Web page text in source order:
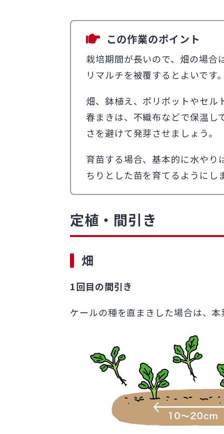
この作業のポイント
栽培期間が長いので、畑の場合
リマルチを被覆するとよいです
畑、鉢植え、ポリポットやセル
春まきは、不織布などで保温し
さを避けて発芽させましょう。
育苗する場合、基本的に水やり
ちりとした苗を育てるようにし
定植・間引き
畑
1回目の間引き
ケールの種を直まきした場合は、